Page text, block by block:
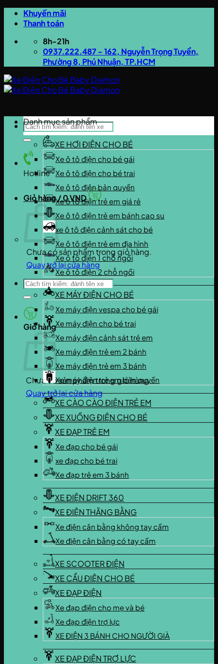
qua
dung
Khuyến mãi
Thanh toán
8h-21h
0937.222.487 - 162, Nguyễn Trọng Tuyển,
Phường 8, Phú Nhuận, TP.HCM
Tìm
kiếm:
Hotline
0937.222.487
Giỏ hàng /0VND
Chưa có sản phẩm trong giỏ hàng.
Quay trở lại cửa hàng
Tìm
kiếm:
Giỏ hàng
Chưa có sản phẩm trong giỏ hàng.
Quay trở lại cửa hàng
Danh mục sản phẩm
XE HƠI ĐIỆN CHO BÉ
Xe ô tô điện cho bé gái
Xe ô tô điện cho bé trai
Xe ô tô điện bản quyền
Xe ô tô điện trẻ em giá rẻ
Xe ô tô điện trẻ em bánh cao su
xe ô tô điện cảnh sát cho bé
Xe ô tô điện trẻ em địa hình
Xe ô tô điện 1 chỗ ngồi
Xe ô tô điện 2 chỗ ngồi
XE MÁY ĐIỆN CHO BÉ
Xe máy điện vespa cho bé gái
Xe máy điện cho bé trai
Xe máy điện cảnh sát trẻ em
Xe máy điện trẻ em 2 bánh
Xe máy điện trẻ em 3 bánh
Xe máy điện trẻ em bản quyền
XE CÀO CÀO ĐIỆN TRẺ EM
XE XUỒNG ĐIỆN CHO BÉ
XE ĐẠP TRẺ EM
Xe đạp cho bé gái
xe đạp cho bé trai
Xe đạp trẻ em 3 bánh
XE ĐIỆN DRIFT 360
XE ĐIỆN THĂNG BẰNG
Xe điện cân bằng không tay cầm
Xe điện cân bằng có tay cầm
XE SCOOTER ĐIỆN
XE CẨU ĐIỆN CHO BÉ
XE ĐẠP ĐIỆN
Xe đạp điện cho mẹ và bé
Xe đạp điện trợ lực
XE ĐIỆN 3 BÁNH CHO NGƯỜI GIÀ
XE ĐẠP ĐIỆN TRỢ LỰC